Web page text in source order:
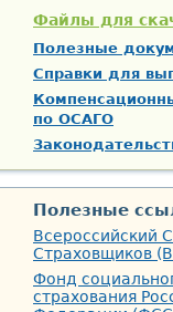
Файлы для
Полезные
Справки для
по ОСАГО
Полезные
Всероссийский
Страховщиков
Фонд
страхования